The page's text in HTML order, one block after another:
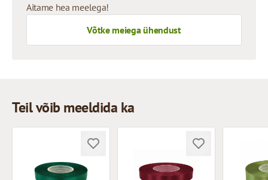
Aitame hea meelega!
Võtke meiega ühendust
Teil võib meeldida ka